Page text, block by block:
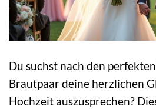
Du suchst nach den
Brautpaar deine herzlichen
Hochzeit auszusprechen?